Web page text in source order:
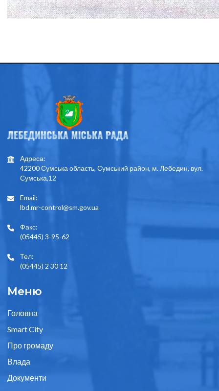
Адреса:
42200 Сумська область, Сумський район, м. Лебедин, вул.
Сумська,12
Email:
lbd.mr-control@sm.gov.ua
Факс:
(05445) 3-95-62
Тел:
(05445) 2 30 12
Меню
Головна
Smart City
Про громаду
Влада
Документи